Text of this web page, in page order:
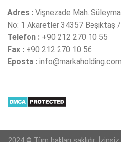
Adres : Vişnezade Mah.
No: 1 Akaretler 34357 Beşiktaş
Telefon : +90 212 270 10 55
Fax : +90 212 270 10 56
Eposta :
2024 © Tüm hakları saklıdır.